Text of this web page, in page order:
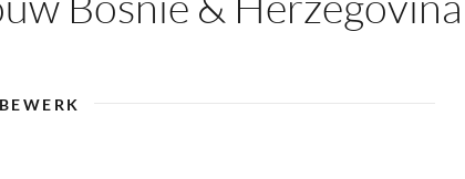
BEWERK